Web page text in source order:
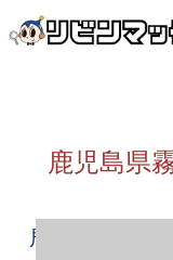
鹿児島県
鹿児島県霧島